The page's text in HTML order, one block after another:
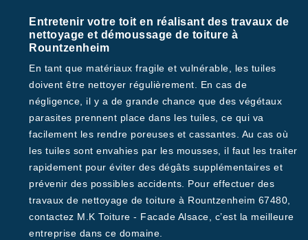
Entretenir votre toit en réalisant des travaux de
nettoyage et démoussage de toiture à
Rountzenheim
En tant que matériaux fragile et vulnérable, les tuiles
doivent être nettoyer régulièrement. En cas de
négligence, il y a de grande chance que des végétaux
parasites prennent place dans les tuiles, ce qui va
facilement les rendre poreuses et cassantes. Au cas où
les tuiles sont envahies par les mousses, il faut les traiter
rapidement pour éviter des dégâts supplémentaires et
prévenir des possibles accidents. Pour effectuer des
travaux de nettoyage de toiture à Rountzenheim 67480,
contactez M.K Toiture - Facade Alsace, c’est la meilleure
entreprise dans ce domaine.